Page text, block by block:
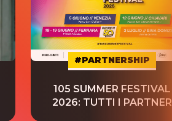
#PARTNERSHIP
105 SUMMER FESTIVAL
2026: TUTTI I PARTNER